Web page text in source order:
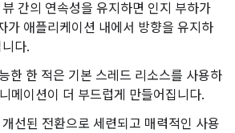
뷰 간의 연속성을 유지하면 인지 부하가
가 애플리케이션 내에서 방향을 유지하
다.
한 한 적은 기본 스레드 리소스를 사용하
메이션이 더 부드럽게 만들어집니다.
개선된 전환으로 세련되고 매력적인 사용